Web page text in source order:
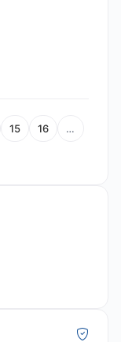
15 16 …